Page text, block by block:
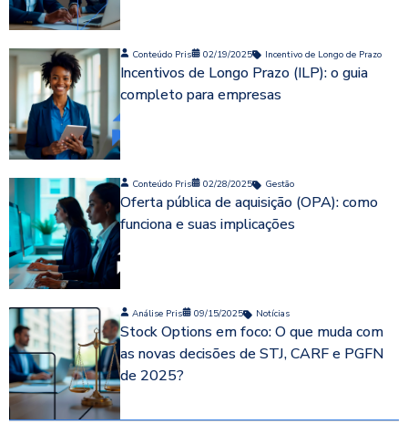
Conteúdo Pris 02/19/2025 Incentivo de Longo de Prazo
Incentivos de Longo Prazo (ILP): o guia
completo para empresas
Conteúdo Pris 02/28/2025 Gestão
Oferta pública de aquisição (OPA): como
funciona e suas implicações
Análise Pris 09/15/2025 Notícias
Stock Options em foco: O que muda com
as novas decisões de STJ, CARF e PGFN
de 2025?